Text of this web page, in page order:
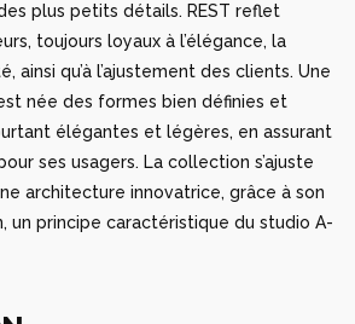
plus petits détails. REST reflet
toujours loyaux à l’élégance, la
ainsi qu’à l’ajustement des clients. Une
née des formes bien définies et
élégantes et légères, en assurant
ses usagers. La collection s’ajuste
architecture innovatrice, grâce à son
un principe caractéristique du studio A-